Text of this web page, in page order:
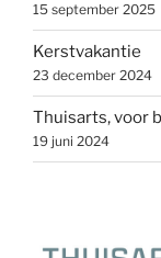
15 september 2025
Kerstvakantie
23 december 2024
Thuisarts, voor
19 juni 2024